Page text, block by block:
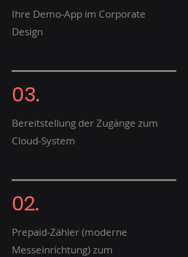
Ihre Demo-App im Corporate
Design
03.
Bereitstellung der Zugänge zum
Cloud-System
02.
Prepaid-Zähler (moderne
Messeinrichtung) zum